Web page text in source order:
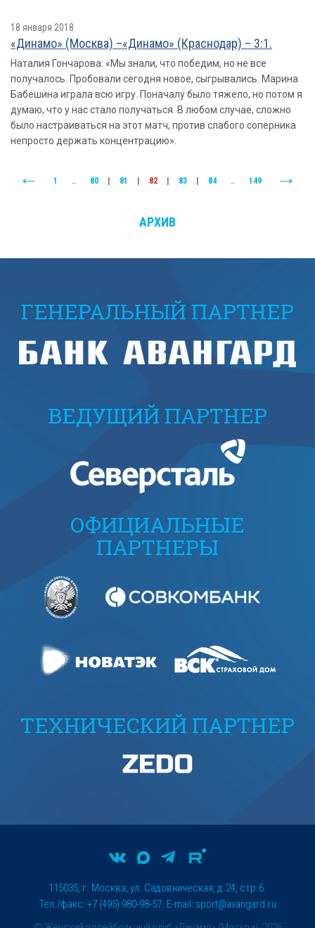
18 января 2018
«Динамо» (Москва) –«Динамо» (Краснодар) – 3:1.
Наталия Гончарова: «Мы знали, что победим, но не все
получалось. Пробовали сегодня новое, сыгрывались. Марина
Бабешина играла всю игру. Поначалу было тяжело, но потом я
думаю, что у нас стало получаться. В любом случае, сложно
было настраиваться на этот матч, против слабого соперника
непросто держать концентрацию».
1 .. 80 81 82 83 84 .. 149
АРХИВ
ГЕНЕРАЛЬНЫЙ ПАРТНЕР
ВЕДУЩИЙ ПАРТНЕР
ОФИЦИАЛЬНЫЕ
ПАРТНЕРЫ
ТЕХНИЧЕСКИЙ ПАРТНЕР
115035, г. Москва, ул. Садовническая, д.24, стр.6.
Тел./факс: +7 (495) 980-98-57. E-mail: sport@avangard.ru